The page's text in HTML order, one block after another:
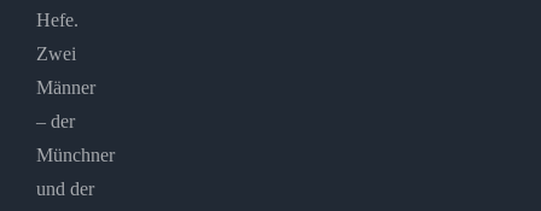
Hefe.
Zwei
Männer
– der
Münchner
und der